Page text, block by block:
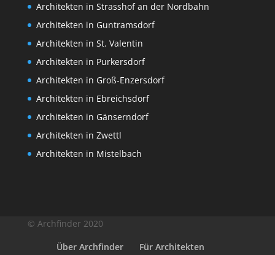
Architekten in Strasshof an der Nordbahn
Architekten in Guntramsdorf
Architekten in St. Valentin
Architekten in Purkersdorf
Architekten in Groß-Enzersdorf
Architekten in Ebreichsdorf
Architekten in Gänserndorf
Architekten in Zwettl
Architekten in Mistelbach
© Archfinder 2020
Über Archfinder
Für Architekten